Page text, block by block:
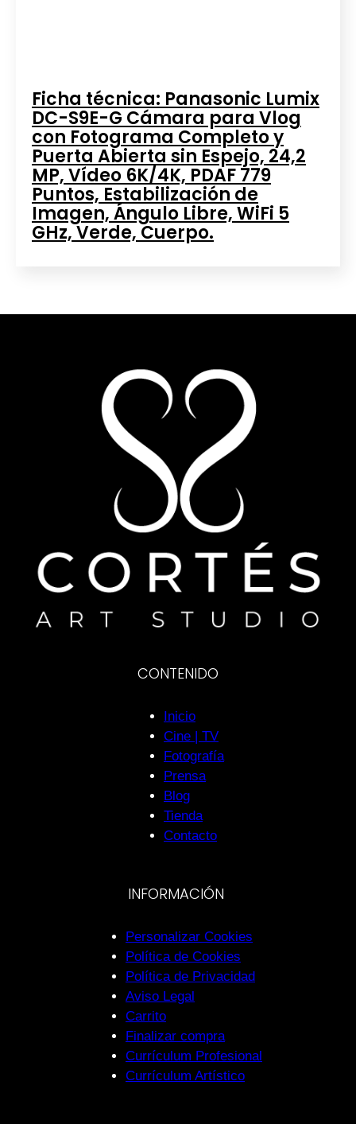
Ficha técnica: Panasonic Lumix
DC-S9E-G Cámara para Vlog
con Fotograma Completo y
Puerta Abierta sin Espejo, 24,2
MP, Vídeo 6K/4K, PDAF 779
Puntos, Estabilización de
Imagen, Ángulo Libre, WiFi 5
GHz, Verde, Cuerpo.
CONTENIDO
Inicio
Cine | TV
Fotografía
Prensa
Blog
Tienda
Contacto
INFORMACIÓN
Personalizar Cookies
Política de Cookies
Política de Privacidad
Aviso Legal
Carrito
Finalizar compra
Currículum Profesional
Currículum Artístico